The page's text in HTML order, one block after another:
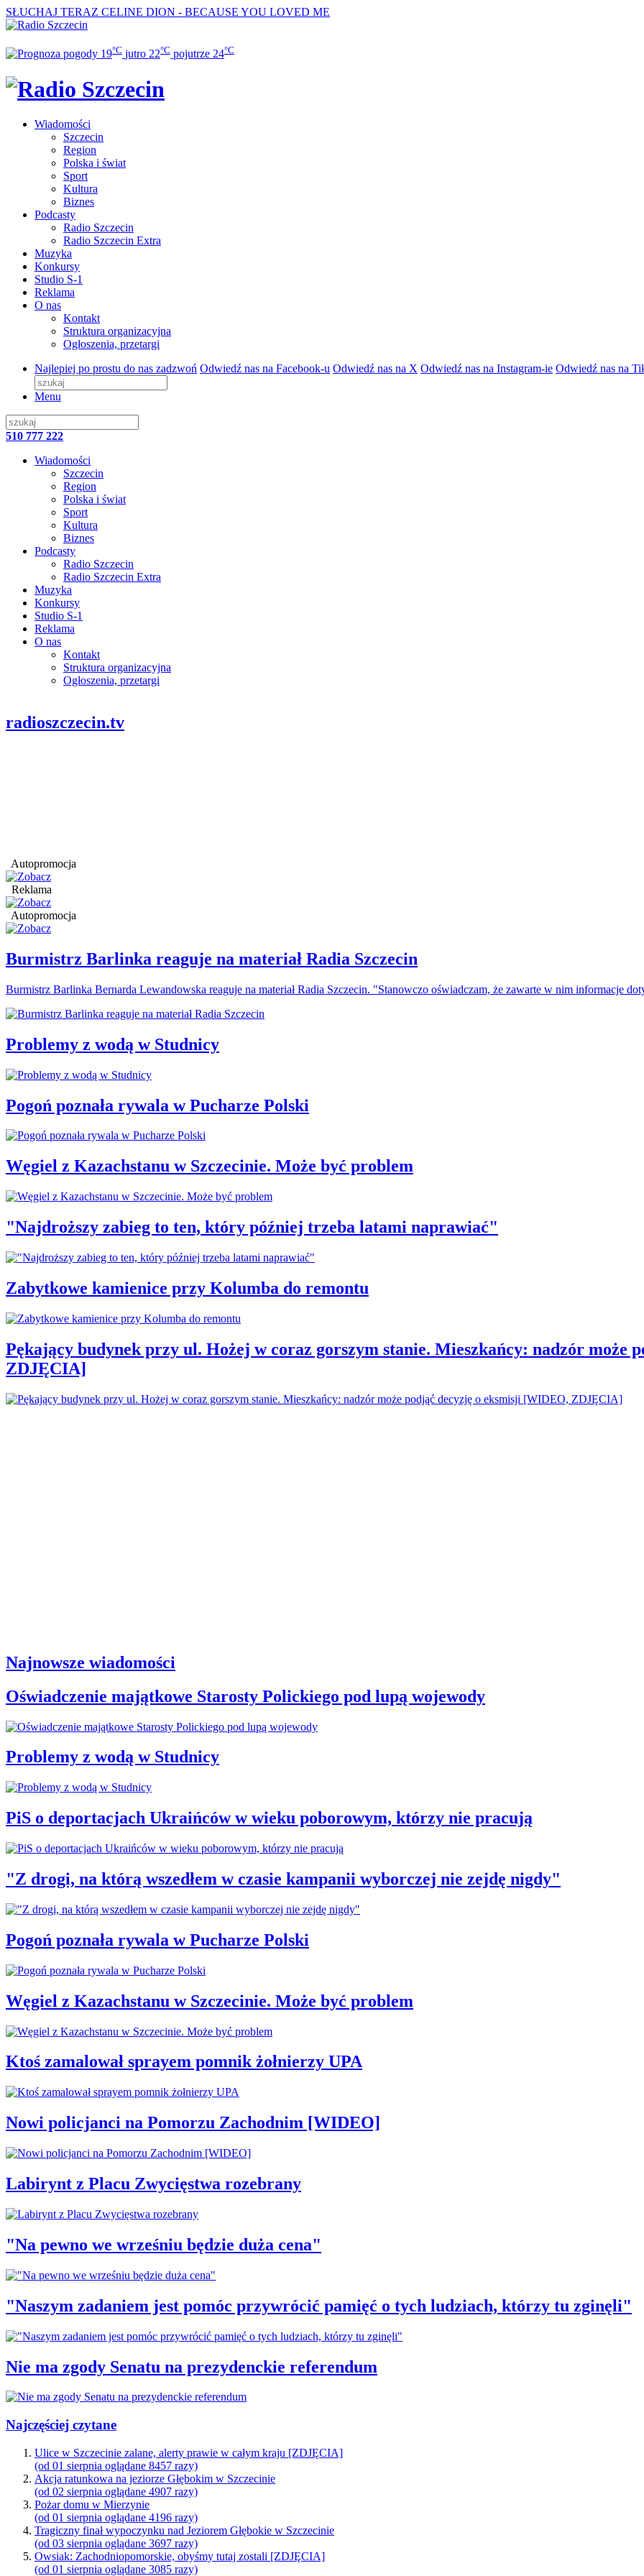
SŁUCHAJ TERAZ CELINE DION - BECAUSE YOU LOVED ME
19°C jutro 22°C pojutrze 24°C
Wiadomości
Szczecin
Region
Polska i świat
Sport
Kultura
Biznes
Podcasty
Radio Szczecin
Radio Szczecin Extra
Muzyka
Konkursy
Studio S-1
Reklama
O nas
Kontakt
Struktura organizacyjna
Ogłoszenia, przetargi
Najlepiej po prostu do nas zadzwoń Odwiedź nas na Facebook-u Odwiedź nas na X Odwiedź nas na Instagram-ie Odwiedź nas na
Menu
510 777 222
Wiadomości
Szczecin
Region
Polska i świat
Sport
Kultura
Biznes
Podcasty
Radio Szczecin
Radio Szczecin Extra
Muzyka
Konkursy
Studio S-1
Reklama
O nas
Kontakt
Struktura organizacyjna
Ogłoszenia, przetargi
radioszczecin.tv
Autopromocja
Reklama
Autopromocja
Burmistrz Barlinka reaguje na materiał Radia Szczecin
Burmistrz Barlinka Bernarda Lewandowska reaguje na materiał Radia Szczecin. "Stanowczo oświadczam, że zawarte w nim informacje
Problemy z wodą w Studnicy
Pogoń poznała rywala w Pucharze Polski
Węgiel z Kazachstanu w Szczecinie. Może być problem
"Najdroższy zabieg to ten, który później trzeba latami naprawiać"
Zabytkowe kamienice przy Kolumba do remontu
Pękający budynek przy ul. Hożej w coraz gorszym stanie. Mieszkańcy: nadzór może
ZDJĘCIA]
Najnowsze wiadomości
Oświadczenie majątkowe Starosty Polickiego pod lupą wojewody
Problemy z wodą w Studnicy
PiS o deportacjach Ukraińców w wieku poborowym, którzy nie pracują
"Z drogi, na którą wszedłem w czasie kampanii wyborczej nie zejdę nigdy"
Pogoń poznała rywala w Pucharze Polski
Węgiel z Kazachstanu w Szczecinie. Może być problem
Ktoś zamalował sprayem pomnik żołnierzy UPA
Nowi policjanci na Pomorzu Zachodnim [WIDEO]
Labirynt z Placu Zwycięstwa rozebrany
"Na pewno we wrześniu będzie duża cena"
"Naszym zadaniem jest pomóc przywrócić pamięć o tych ludziach, którzy tu zginęli"
Nie ma zgody Senatu na prezydenckie referendum
Najczęściej czytane
Ulice w Szczecinie zalane, alerty prawie w całym kraju [ZDJĘCIA]
(od 01 sierpnia oglądane 8457 razy)
Akcja ratunkowa na jeziorze Głębokim w Szczecinie
(od 02 sierpnia oglądane 4907 razy)
Pożar domu w Mierzynie
(od 01 sierpnia oglądane 4196 razy)
Tragiczny finał wypoczynku nad Jeziorem Głębokie w Szczecinie
(od 03 sierpnia oglądane 3697 razy)
Owsiak: Zachodniopomorskie, obyśmy tutaj zostali [ZDJĘCIA]
(od 01 sierpnia oglądane 3085 razy)